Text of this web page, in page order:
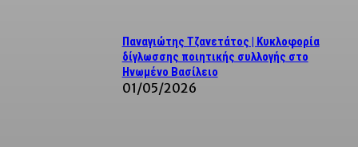
Παναγιώτης Τζανετάτος | Κυκλοφορία
δίγλωσσης ποιητικής συλλογής στο
Ηνωμένο Βασίλειο
01/05/2026